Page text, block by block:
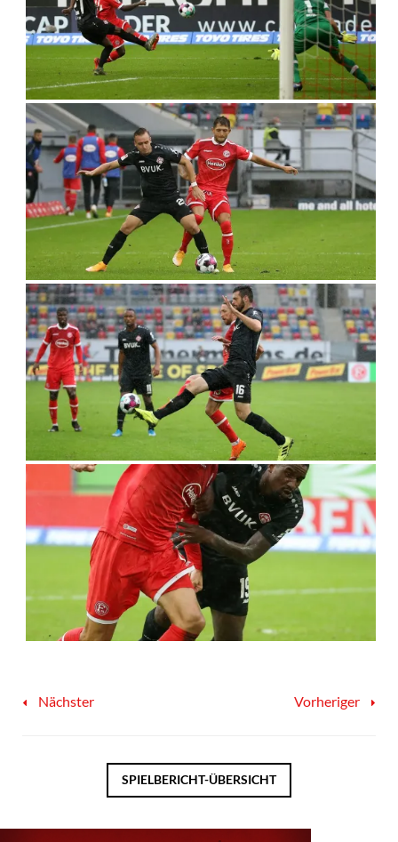
Nächster Vorheriger
SPIELBERICHT-ÜBERSICHT